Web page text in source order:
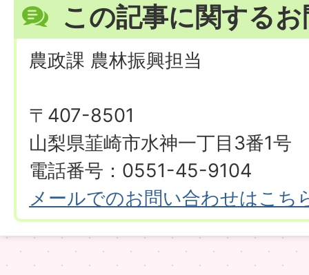
この記事に関する
農政課 農林振興担当
〒407-8501
山梨県韮崎市水神一丁目3番1号
電話番号：0551-45-9104
メールでのお問い合わせはこち